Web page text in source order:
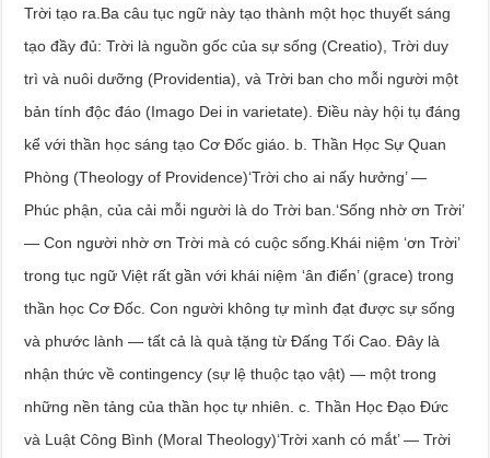
Trời tạo ra.Ba câu tục ngữ này tạo thành một học thuyết sáng
tạo đầy đủ: Trời là nguồn gốc của sự sống (Creatio), Trời duy
trì và nuôi dưỡng (Providentia), và Trời ban cho mỗi người một
bản tính độc đáo (Imago Dei in varietate). Điều này hội tụ đáng
kể với thần học sáng tạo Cơ Đốc giáo. b. Thần Học Sự Quan
Phòng (Theology of Providence)‘Trời cho ai nấy hưởng’ —
Phúc phận, của cải mỗi người là do Trời ban.‘Sống nhờ ơn Trời’
— Con người nhờ ơn Trời mà có cuộc sống.Khái niệm ‘ơn Trời’
trong tục ngữ Việt rất gần với khái niệm ‘ân điển’ (grace) trong
thần học Cơ Đốc. Con người không tự mình đạt được sự sống
và phước lành — tất cả là quà tặng từ Đấng Tối Cao. Đây là
nhận thức về contingency (sự lệ thuộc tạo vật) — một trong
những nền tảng của thần học tự nhiên. c. Thần Học Đạo Đức
và Luật Công Bình (Moral Theology)‘Trời xanh có mắt’ — Trời